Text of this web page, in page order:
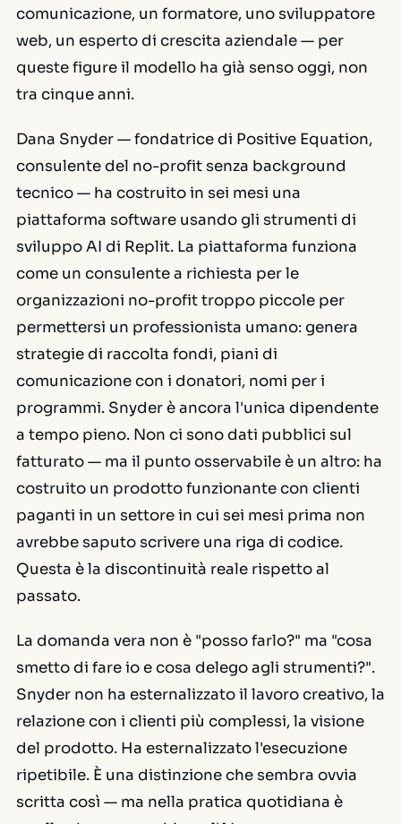
comunicazione, un formatore, uno sviluppatore
web, un esperto di crescita aziendale — per
queste figure il modello ha già senso oggi, non
tra cinque anni.
Dana Snyder — fondatrice di Positive Equation,
consulente del no-profit senza background
tecnico — ha costruito in sei mesi una
piattaforma software usando gli strumenti di
sviluppo AI di Replit. La piattaforma funziona
come un consulente a richiesta per le
organizzazioni no-profit troppo piccole per
permettersi un professionista umano: genera
strategie di raccolta fondi, piani di
comunicazione con i donatori, nomi per i
programmi. Snyder è ancora l'unica dipendente
a tempo pieno. Non ci sono dati pubblici sul
fatturato — ma il punto osservabile è un altro: ha
costruito un prodotto funzionante con clienti
paganti in un settore in cui sei mesi prima non
avrebbe saputo scrivere una riga di codice.
Questa è la discontinuità reale rispetto al
passato.
La domanda vera non è "posso farlo?" ma "cosa
smetto di fare io e cosa delego agli strumenti?".
Snyder non ha esternalizzato il lavoro creativo, la
relazione con i clienti più complessi, la visione
del prodotto. Ha esternalizzato l'esecuzione
ripetibile. È una distinzione che sembra ovvia
scritta così — ma nella pratica quotidiana è